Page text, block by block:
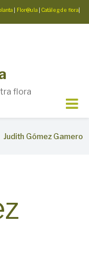
Flor@ula Catàleg de flora
flora
Judith Gómez Gamero